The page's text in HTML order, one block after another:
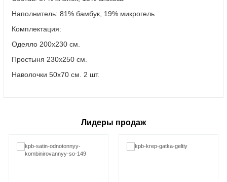
Наполнитель: 81% бамбук, 19% микрогель
Комплектация:
Одеяло 200х230 см.
Простыня 230х250 см.
Наволочки 50х70 см. 2 шт.
Лидеры продаж